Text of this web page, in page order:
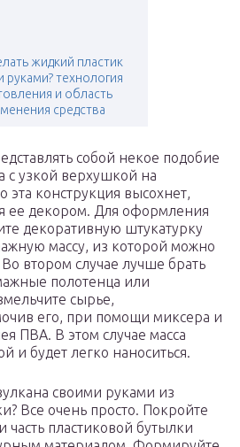
жидкий пластик
руками? технология
и область
средства
собой некое подобие
с узкой верхушкой на
эта конструкция высохнет,
ее декором. Для оформления
декоративную штукатурку
массу, из которой можно
втором случае лучше брать
полотенца или
сырье,
его, при помощи миксера и
ПВА. В этом случае масса
и будет легко наноситься.
своими руками из
Все очень просто. Покройте
пластиковой бутылки